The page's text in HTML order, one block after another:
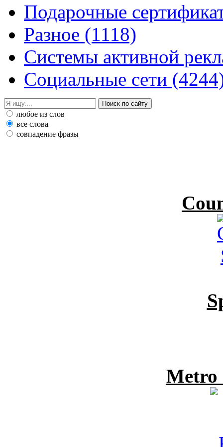
Подарочные
Разное (1118)
Системы активной
Социальные сети
любое из слов
все слова
совпадение фразы
Metro